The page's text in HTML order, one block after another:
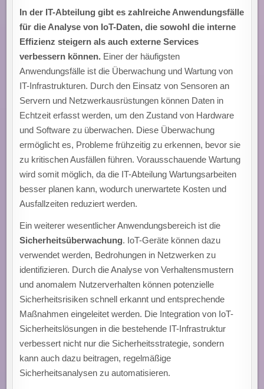
In der IT-Abteilung gibt es zahlreiche Anwendungsfälle
für die Analyse von IoT-Daten, die sowohl die interne
Effizienz steigern als auch externe Services
verbessern können. Einer der häufigsten
Anwendungsfälle ist die Überwachung und Wartung von
IT-Infrastrukturen. Durch den Einsatz von Sensoren an
Servern und Netzwerkausrüstungen können Daten in
Echtzeit erfasst werden, um den Zustand von Hardware
und Software zu überwachen. Diese Überwachung
ermöglicht es, Probleme frühzeitig zu erkennen, bevor sie
zu kritischen Ausfällen führen. Vorausschauende Wartung
wird somit möglich, da die IT-Abteilung Wartungsarbeiten
besser planen kann, wodurch unerwartete Kosten und
Ausfallzeiten reduziert werden.
Ein weiterer wesentlicher Anwendungsbereich ist die
Sicherheitsüberwachung. IoT-Geräte können dazu
verwendet werden, Bedrohungen in Netzwerken zu
identifizieren. Durch die Analyse von Verhaltensmustern
und anomalem Nutzerverhalten können potenzielle
Sicherheitsrisiken schnell erkannt und entsprechende
Maßnahmen eingeleitet werden. Die Integration von IoT-
Sicherheitslösungen in die bestehende IT-Infrastruktur
verbessert nicht nur die Sicherheitsstrategie, sondern
kann auch dazu beitragen, regelmäßige
Sicherheitsanalysen zu automatisieren.